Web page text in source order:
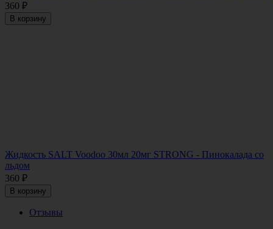
360 ₽
В корзину
Жидкость SALT Voodoo 30мл 20мг STRONG - Пинокалада со
льдом
360 ₽
В корзину
Отзывы